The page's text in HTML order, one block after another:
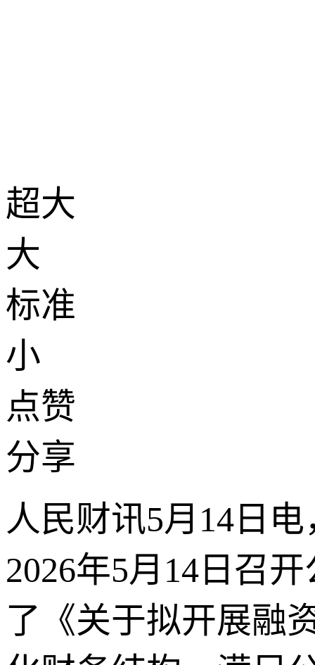
超大
大
标准
小
点赞
分享
人民财讯5月14日电
2026年5月14日召
了《关于拟开展融